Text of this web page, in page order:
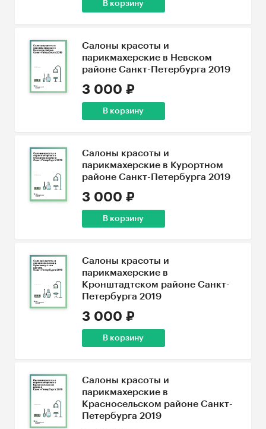
В корзину
Салоны красоты и
парикмахерские в Невском
районе Санкт-Петербурга 2019
3 000 ₽
В корзину
Салоны красоты и
парикмахерские в Курортном
районе Санкт-Петербурга 2019
3 000 ₽
В корзину
Салоны красоты и
парикмахерские в
Кронштадтском районе Санкт-
Петербурга 2019
3 000 ₽
В корзину
Салоны красоты и
парикмахерские в
Красносельском районе Санкт-
Петербурга 2019